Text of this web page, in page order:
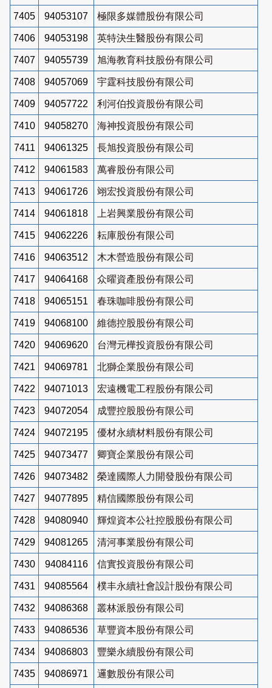
7405 94053107 極限多媒體股份有限公司
7406 94053198 英特決生醫股份有限公司
7407 94055739 旭海教育科技股份有限公司
7408 94057069 宇霆科技股份有限公司
7409 94057722 利河伯投資股份有限公司
7410 94058270 海神投資股份有限公司
7411 94061325 長旭投資股份有限公司
7412 94061583 萬睿股份有限公司
7413 94061726 翊宏投資股份有限公司
7414 94061818 上岩興業股份有限公司
7415 94062226 耘庫股份有限公司
7416 94063512 木木營造股份有限公司
7417 94064168 众曜資產股份有限公司
7418 94065151 春珠咖啡股份有限公司
7419 94068100 維德控股股份有限公司
7420 94069620 台灣元樺投資股份有限公司
7421 94069781 北獅企業股份有限公司
7422 94071013 宏遠機電工程股份有限公司
7423 94072054 成豐控股股份有限公司
7424 94072195 優材永續材料股份有限公司
7425 94073477 卿寶企業股份有限公司
7426 94073482 榮達國際人力開發股份有限公司
7427 94077895 精信國際股份有限公司
7428 94080940 輝煌資本公社控股股份有限公司
7429 94081265 清河事業股份有限公司
7430 94084116 信實投資股份有限公司
7431 94085564 樸丰永續社會設計股份有限公司
7432 94086368 叢林派股份有限公司
7433 94086536 草豐資本股份有限公司
7434 94086803 豐樂永續股份有限公司
7435 94086971 邏數股份有限公司